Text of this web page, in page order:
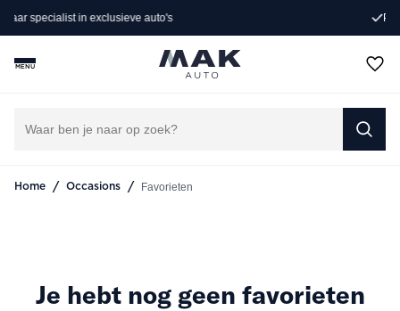
MENU
Home / Occasions / Favorieten
Je hebt nog geen favorieten